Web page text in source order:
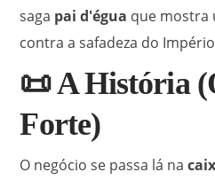
saga pai d'égua que mostra
contra a safadeza do
📜 A História
Forte)
O negócio se passa lá na